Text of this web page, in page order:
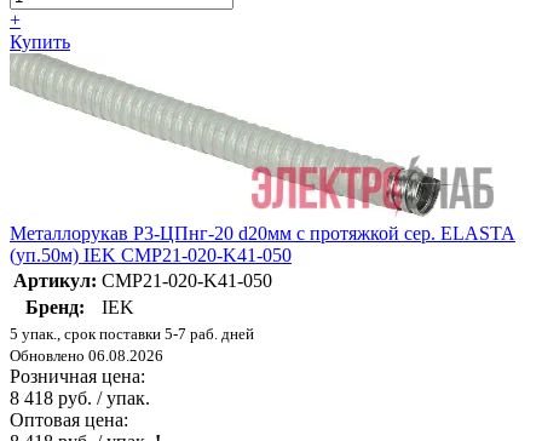
+
Купить
Металлорукав Р3-ЦПнг-20 d20мм с протяжкой сер. ELASTA
(уп.50м) IEK CMP21-020-K41-050
Артикул: CMP21-020-K41-050
Бренд:
IEK
5 упак., срок поставки 5-7 раб. дней
Обновлено 06.08.2026
Розничная цена:
8 418 руб. / упак.
Оптовая цена: